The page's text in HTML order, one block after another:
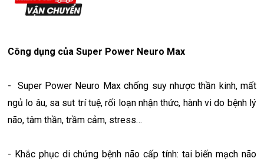
Công dụng của Super Power Neuro Max
- Super Power Neuro Max chống suy nhược thần kinh, mất
ngủ lo âu, sa sut trí tuệ, rối loạn nhận thức, hành vi do bệnh lý
não, tâm thần, trầm cảm, stress…
- Khắc phục di chứng bệnh não cấp tính: tai biến mạch não